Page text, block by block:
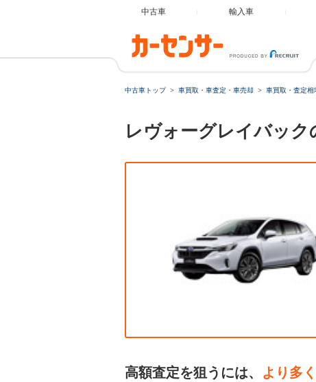
中古車 輸入車
中古車トップ 車買取・車査定・車売却 車買取・査定相
レヴォーグレイバック
高額査定を狙うには、 より多